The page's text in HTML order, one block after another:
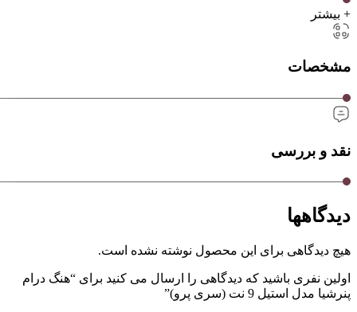
+ بیشتر
مشخصات
نقد و بررسی
دیدگاهها
هیچ دیدگاهی برای این محصول نوشته نشده است.
اولین نفری باشید که دیدگاهی را ارسال می کنید برای “هنگ درام
پنرشیا مدل استیل 9 نت (سری پرو)”